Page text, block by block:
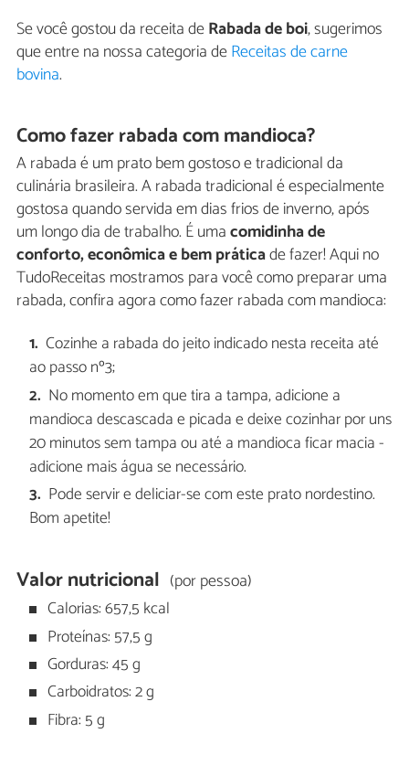
Se você gostou da receita deRabada de boi, sugerimos
que entre na nossa categoria deReceitas de carne
bovina.
Como fazer rabada com mandioca?
A rabada é um prato bem gostoso e tradicional da
culinária brasileira. A rabada tradicional é especialmente
gostosa quando servida em dias frios de inverno, após
um longo dia de trabalho. É umacomidinha de
conforto, econômica e bem práticade fazer! Aqui no
TudoReceitas mostramos para você como preparar uma
rabada, confira agora como fazer rabada com mandioca:
Cozinhe a rabada do jeito indicado nesta receita até
ao passo nº3;
No momento em que tira a tampa, adicione a
mandioca descascada e picada e deixe cozinhar por uns
20 minutos sem tampa ou até a mandioca ficar macia -
adicione mais água se necessário.
Pode servir e deliciar-se com este prato nordestino.
Bom apetite!
Valor nutricional (por pessoa)
Calorias: 657,5 kcal
Proteínas: 57,5 g
Gorduras: 45 g
Carboidratos: 2 g
Fibra: 5 g